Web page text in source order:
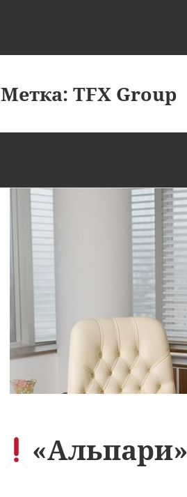
Метка:TFX Group